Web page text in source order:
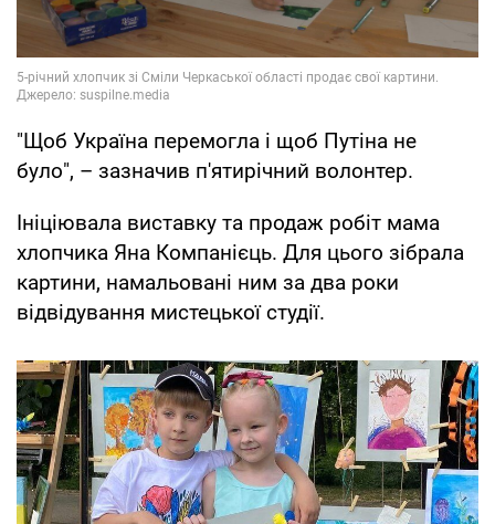
"Щоб Україна перемогла і щоб Путіна не
було", – зазначив п'ятирічний волонтер.
Ініціювала виставку та продаж робіт мама
хлопчика Яна Компанієць. Для цього зібрала
картини, намальовані ним за два роки
відвідування мистецької студії.